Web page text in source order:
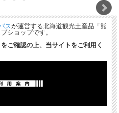
スが運営する北海道観光土産品「熊
ショップです。
をご確認の上、当サイトをご利用く